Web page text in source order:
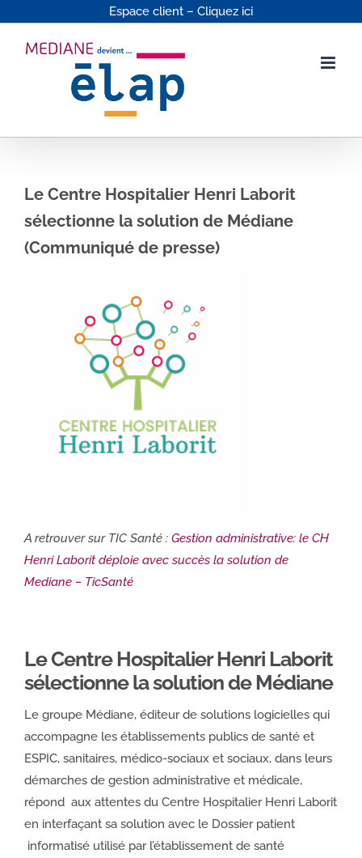
contenu
Espace client – Cliquez ici
Le Centre Hospitalier Henri Laborit
sélectionne la solution de Médiane
(Communiqué de presse)
A retrouver sur TIC Santé : Gestion administrative: le CH
Henri Laborit déploie avec succès la solution de
Mediane – TicSanté
Le Centre Hospitalier Henri Laborit
sélectionne la solution de Médiane
Le groupe Médiane, éditeur de solutions logicielles qui
accompagne les établissements publics de santé et
ESPIC, sanitaires, médico-sociaux et sociaux, dans leurs
démarches de gestion administrative et médicale,
répond aux attentes du Centre Hospitalier Henri Laborit
en interfaçant sa solution avec le Dossier patient
informatisé utilisé par l’établissement de santé